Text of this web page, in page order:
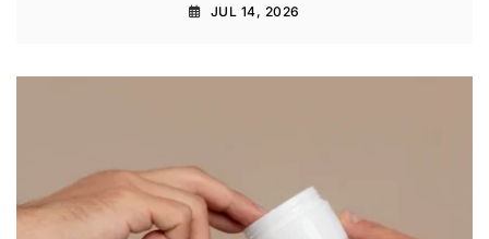
JUL 14, 2026